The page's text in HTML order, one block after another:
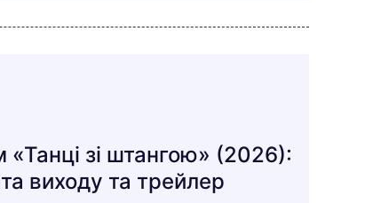
«Танці зі штангою» (2026):
виходу та трейлер